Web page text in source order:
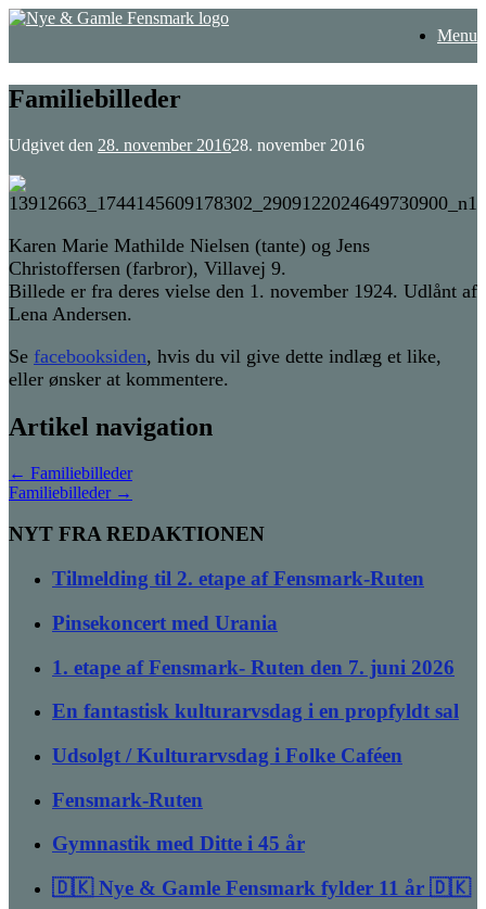
Gå
Menu
Familiebilleder
Udgivet den 28. november 201628. november 2016
Karen Marie Mathilde Nielsen (tante) og Jens
Christoffersen (farbror), Villavej 9.
Billede er fra deres vielse den 1. november 1924. Udlånt af
Lena Andersen.
Se facebooksiden, hvis du vil give dette indlæg et like,
eller ønsker at kommentere.
Artikel navigation
← Familiebilleder
Familiebilleder →
NYT FRA REDAKTIONEN
Tilmelding til 2. etape af Fensmark-Ruten
Pinsekoncert med Urania
1. etape af Fensmark- Ruten den 7. juni 2026
En fantastisk kulturarvsdag i en propfyldt sal
Udsolgt / Kulturarvsdag i Folke Caféen
Fensmark-Ruten
Gymnastik med Ditte i 45 år
🇩🇰 Nye & Gamle Fensmark fylder 11 år 🇩🇰